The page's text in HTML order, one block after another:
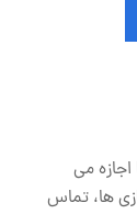
می
ها، تماس